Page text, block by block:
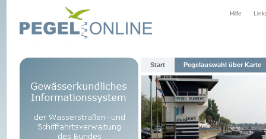
Hilfe
Start Pegelauswahl über Karte